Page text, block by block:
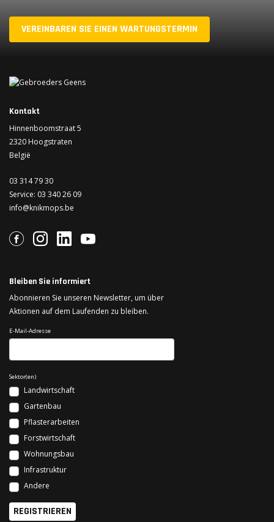
VEREINBAREN SIE EINEN WARTUNGSTERMIN
Kontakt
Hinnenboomstraat 5
2320 Hoogstraten
België
03 314 79 30
Service: 03 340 26 09
info@knikmops.be
Bleiben Sie informiert
Abonnieren Sie unseren Newsletter, um über
Aktionen auf dem Laufenden zu bleiben.
E-Mail-Adresse
Sektor(en)
Landwirtschaft
Gartenbau
Pflasterarbeiten
Forstwirtschaft
Wohnungsbau
Infrastruktur
Andere
REGISTRIEREN